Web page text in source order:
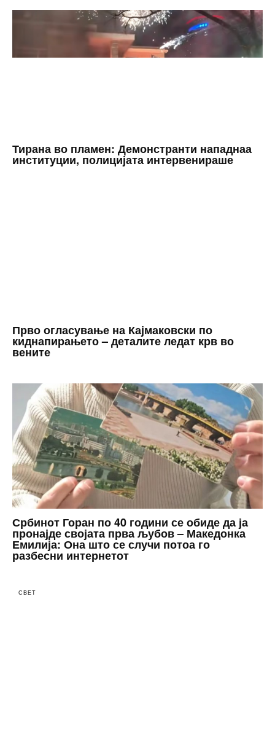
Тирана во пламен: Демонстранти нападнаа
институции, полицијата интервенираше
Прво огласување на Кајмаковски по
киднапирањето – деталите ледат крв во
вените
Србинот Горан по 40 години се обиде да ја
пронајде својата прва љубов – Македонка
Емилија: Она што се случи потоа го
разбесни интернетот
СВЕТ